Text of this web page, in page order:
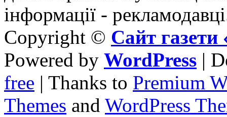
інформації -
Copyright © Сайт
Powered by WordPress |
free | Thanks to Premium
Themes and WordPress